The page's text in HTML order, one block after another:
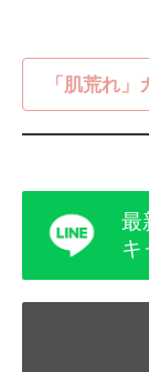
「肌荒れ
最
キ